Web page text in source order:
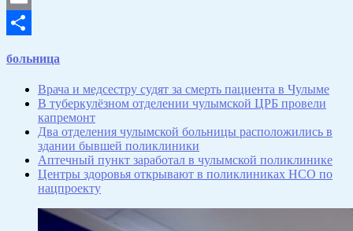
Email
больница
Врача и медсестру судят за смерть пациента в Чулыме
В туберкулёзном отделении чулымской ЦРБ провели
капремонт
Два отделения чулымской больницы расположились в
здании бывшей поликлиники
Аптечный пункт заработал в чулымской поликлинике
Центры здоровья открывают в поликлиниках НСО по
нацпроекту